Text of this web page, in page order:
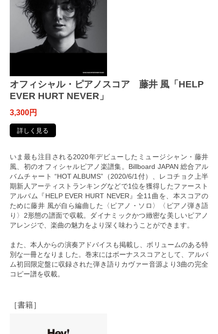
オフィシャル・ピアノスコア 藤井 風「HELP
EVER HURT NEVER」
3,300円
詳しく見る
いま最も注目される2020年デビューしたミュージシャン・藤井
風、初のオフィシャルピアノ楽譜集。Billboard JAPAN 総合アル
バムチャート “HOT ALBUMS”（2020/6/1付）、レコチョク上半
期新人アーティストランキングなどで1位を獲得したファースト
アルバム『HELP EVER HURT NEVER』全11曲を、本スコアの
ために藤井 風が自ら編曲した〈ピアノ・ソロ〉〈ピアノ弾き語
り〉2形態の譜面で収載。ダイナミックかつ緻密な美しいピアノ
アレンジで、楽曲の魅力をより深く味わうことができます。
また、本人からの演奏アドバイスも掲載し、ボリュームのある特
別な一冊となりました。巻末にはボーナススコアとして、アルバ
ム初回限定盤に収録された弾き語りカヴァー音源より3曲の完全
コピー譜を収載。
［書籍］